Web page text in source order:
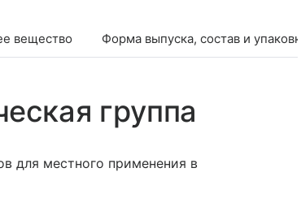
вещество Форма выпуска, состав и упаковка
группа
для местного применения в